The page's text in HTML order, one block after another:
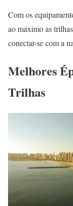
Com os
ao máximo as
conectar-se com a
Melhores
Trilhas